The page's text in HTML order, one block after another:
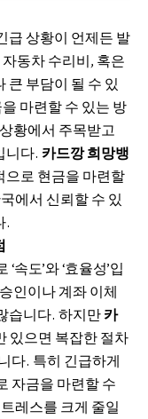
급 상황이 언제든 발
동차 수리비, 혹은
큰 부담이 될 수 있
마련할 수 있는 방
황에서 주목받고
니다. 카드깡 희망뱅
으로 현금을 마련할
에서 신뢰할 수 있
.
속도’와 ‘효율성’입
인이나 계좌 이체
습니다. 하지만카
있으면 복잡한 절차
다. 특히 긴급하게
자금을 마련할 수
레스를 크게 줄일